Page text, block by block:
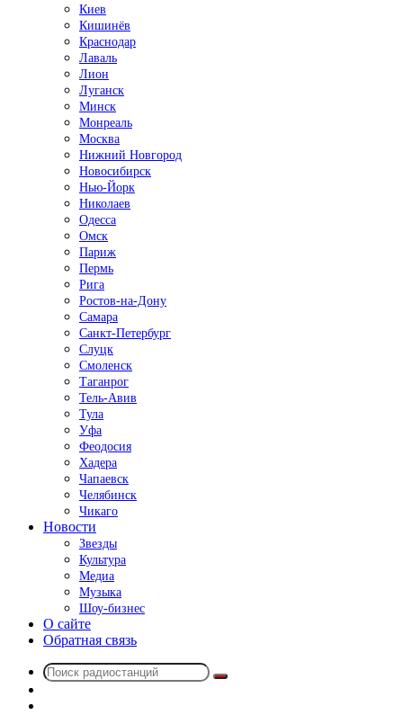
Киев
Кишинёв
Краснодар
Лаваль
Лион
Луганск
Минск
Монреаль
Москва
Нижний Новгород
Новосибирск
Нью-Йорк
Николаев
Одесса
Омск
Париж
Пермь
Рига
Ростов-на-Дону
Самара
Санкт-Петербург
Слуцк
Смоленск
Таганрог
Тель-Авив
Тула
Уфа
Феодосия
Хадера
Чапаевск
Челябинск
Чикаго
Новости
Звезды
Культура
Медиа
Музыка
Шоу-бизнес
О сайте
Обратная связь
Поиск